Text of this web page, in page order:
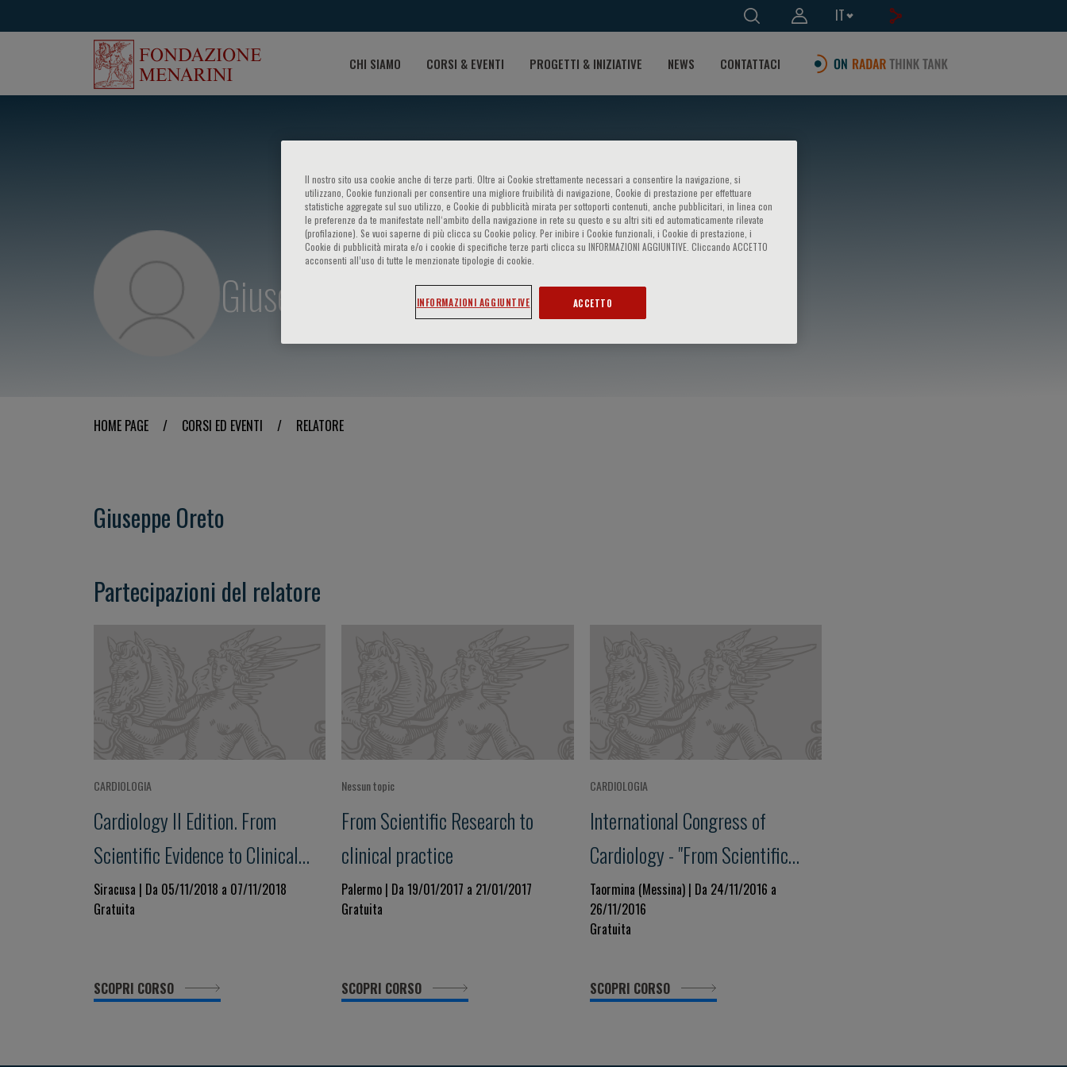
IT
CHI SIAMO CORSI & EVENTI PROGETTI & INIZIATIVE NEWS CONTATTACI
Giuseppe Oreto
HOME PAGE / CORSI ED EVENTI / RELATORE
Giuseppe Oreto
Partecipazioni del relatore
CARDIOLOGIA
Cardiology II Edition. From
Scientific Evidence to Clinical
Practice
Siracusa | Da 05/11/2018 a 07/11/2018
Gratuita
SCOPRI CORSO
Nessun topic
From Scientific Research to
clinical practice
Palermo | Da 19/01/2017 a 21/01/2017
Gratuita
SCOPRI CORSO
CARDIOLOGIA
International Congress of
Cardiology - "From Scientific
Evidence to Clinical Practice"
Taormina (Messina) | Da 24/11/2016 a
26/11/2016
Gratuita
SCOPRI CORSO
Il nostro sito usa cookie anche di terze parti. Oltre ai Cookie strettamente necessari a consentire la navigazione, si
utilizzano, Cookie funzionali per consentire una migliore fruibilità di navigazione, Cookie di prestazione per effettuare
statistiche aggregate sul suo utilizzo, e Cookie di pubblicità mirata per sottoporti contenuti, anche pubblicitari, in linea con
le preferenze da te manifestate nell‘ambito della navigazione in rete su questo e su altri siti ed automaticamente rilevate
(profilazione). Se vuoi saperne di più clicca su Cookie policy. Per inibire i Cookie funzionali, i Cookie di prestazione, i
Cookie di pubblicità mirata e/o i cookie di specifiche terze parti clicca su INFORMAZIONI AGGIUNTIVE. Cliccando ACCETTO
acconsenti all’uso di tutte le menzionate tipologie di cookie.
INFORMAZIONI AGGIUNTIVE ACCETTO